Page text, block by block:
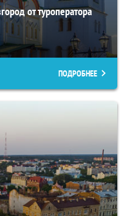
от туроператора
ПОДРОБНЕЕ